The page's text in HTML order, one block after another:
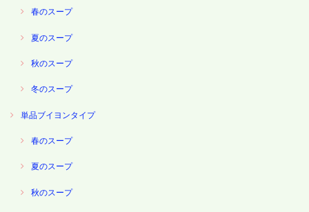
春のスープ
夏のスープ
秋のスープ
冬のスープ
単品ブイヨンタイプ
春のスープ
夏のスープ
秋のスープ